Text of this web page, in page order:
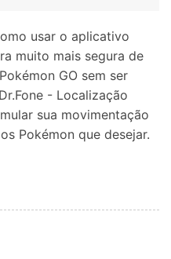
usar o aplicativo
muito mais segura de
GO sem ser
- Localização
sua movimentação
Pokémon que desejar.